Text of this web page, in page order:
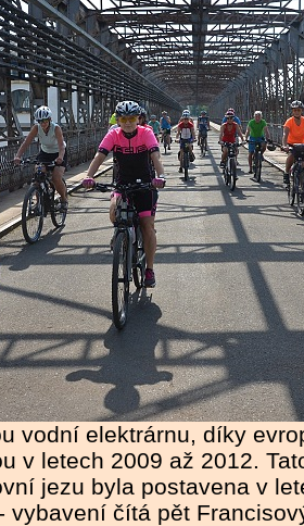
vodní elektrárnu, díky
v letech 2009 až 2012.
jezu byla postavena v
vybavení čítá pět